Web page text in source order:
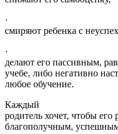
·
смиряют ребенка с
·
делают его пассивным,
учебе, либо негативно
любое обучение.
Каждый
родитель хочет, чтобы его
благополучным,